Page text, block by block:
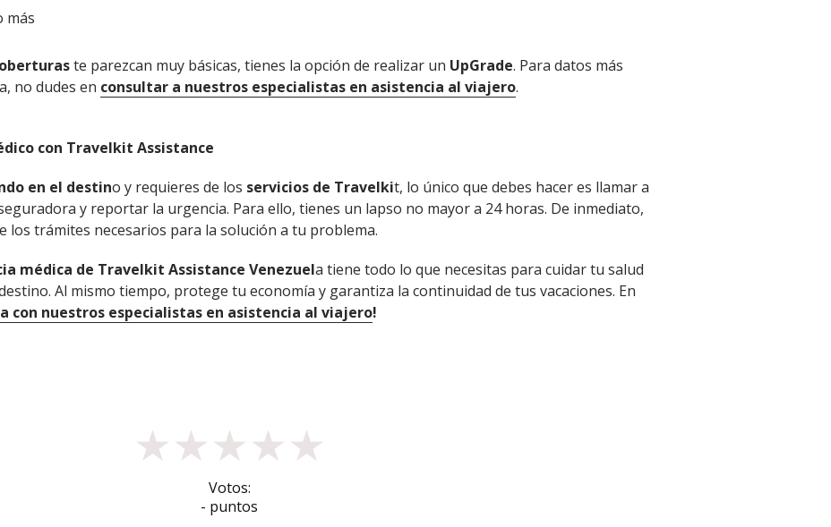
más
te parezcan muy básicas, tienes la opción de realizar un UpGrade. Para datos más
no dudes en consultar a nuestros especialistas en asistencia al viajero.
con Travelkit Assistance
en el destino y requieres de los servicios de Travelkit, lo único que debes hacer es llamar a
y reportar la urgencia. Para ello, tienes un lapso no mayor a 24 horas. De inmediato,
los trámites necesarios para la solución a tu problema.
médica de Travelkit Assistance Venezuela tiene todo lo que necesitas para cuidar tu salud
Al mismo tiempo, protege tu economía y garantiza la continuidad de tus vacaciones. En
con nuestros especialistas en asistencia al viajero!
★★★★★
Votos:
- puntos